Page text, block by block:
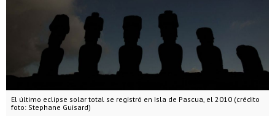
El último eclipse solar total se registró en Isla de Pascua, el 2010 (crédito
foto: Stephane Guisard)